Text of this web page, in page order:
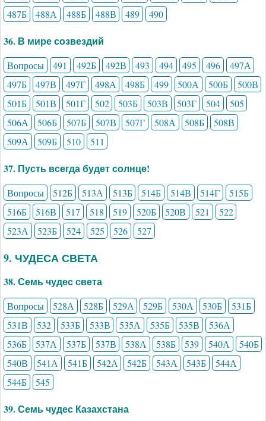
487Б
488А 488Б 488В 489 490
36. В мире созвездий
Вопросы 491 492Б 492В 493 494 495 496
497А
497Б
497В 497Г 498А 498Б 499 500А 500Б
500В
501Б
501В 501Г 502 503Б 503В 503Г 504
505
506А
506Б 507Б 507В 507Г 508А 508Б
508В
509А
509Б 510 511
37. Пусть всегда будет солнце!
Вопросы 512Б 513А 513Б 514Б 514В 514Г
515Б
516Б
516В 517 518 519 520Б 520В 521
522
523А
523Б 524 525 526 527
9. ЧУДЕСА СВЕТА
38. Семь чудес света
Вопросы 528А 528Б 529А 529Б 530А 530Б
531Б
531В
532 533Б 533В 535А 535Б 535В
536А
536Б
537А 537Б 537В 538А 538Б 539 540А
540Б
540В
541А 541Б 542А 542Б 543А 543Б
544А
544Б
545
39. Семь чудес Казахстана